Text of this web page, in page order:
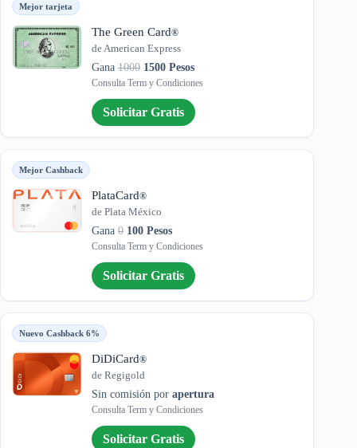
Mejor tarjeta
The Green Card®
de American Express
Gana 1000 1500 Pesos
Consulta Term y Condiciones
Solicitar Gratis
Mejor Cashback
PlataCard®
de Plata México
Gana 0 100 Pesos
Consulta Term y Condiciones
Solicitar Gratis
Nuevo Cashback 6%
DiDiCard®
de Regigold
Sin comisión por apertura
Consulta Term y Condiciones
Solicitar Gratis